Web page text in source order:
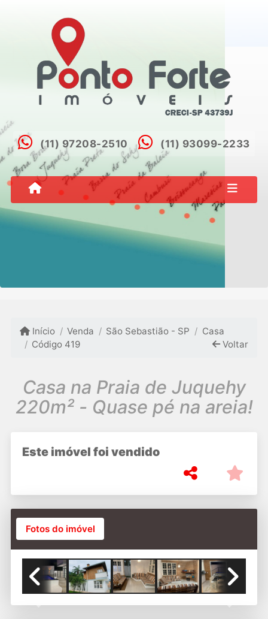
(11) 97208-2510 (11) 93099-2233
Início Venda São Sebastião - SP
Casa
Código 419
Voltar
Casa na Praia de Juquehy
220m² - Quase pé na areia!
Este imóvel foi vendido
Fotos do imóvel
Previous Next